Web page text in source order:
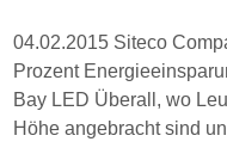
04.02.2015 Siteco
Prozent
Bay LED Überall, wo
Höhe angebracht sind